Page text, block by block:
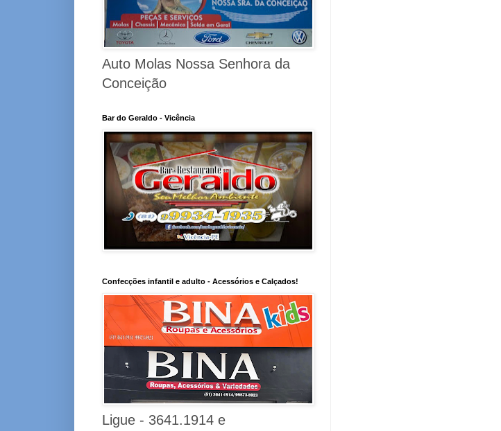
Auto Molas Nossa Senhora da
Conceição
Bar do Geraldo - Vicência
Confecções infantil e adulto - Acessórios e Calçados!
Ligue - 3641.1914 e